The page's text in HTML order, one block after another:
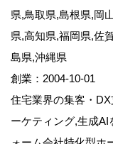
県,鳥取県,島根県,岡
県,高知県,福岡県,佐
島県,沖縄県
創業：2004-10-01
住宅業界の集客・
ーケティング,生成AI